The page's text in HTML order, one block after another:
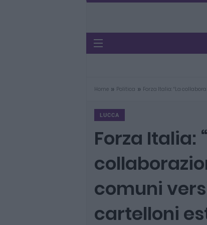
Home » Politica » Forza Italia: “La
LUCCA
Forza Italia:
comuni
cartelloni